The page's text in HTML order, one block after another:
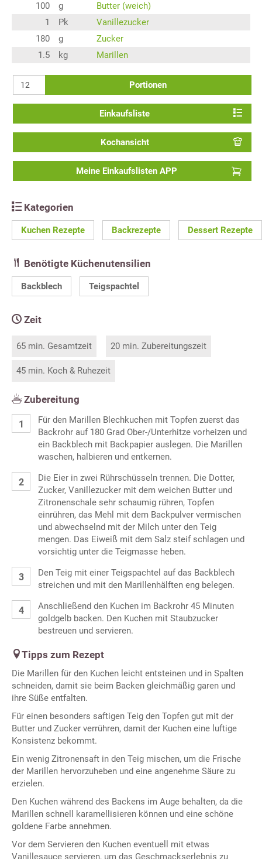
100
g
Butter (weich)
1
Pk
Vanillezucker
180
g
Zucker
1.5
kg Marillen
Portionen
Einkaufsliste
Kochansicht
Meine Einkaufslisten APP
Kategorien
Kuchen Rezepte Backrezepte Dessert Rezepte
Benötigte Küchenutensilien
Backblech Teigspachtel
Zeit
65 min. Gesamtzeit 20 min. Zubereitungszeit
45 min. Koch & Ruhezeit
Zubereitung
Für den Marillen Blechkuchen mit Topfen zuerst das
Backrohr auf 180 Grad Ober-/Unterhitze vorheizen und
ein Backblech mit Backpapier auslegen. Die Marillen
waschen, halbieren und entkernen.
Die Eier in zwei Rührschüsseln trennen. Die Dotter,
Zucker, Vanillezucker mit dem weichen Butter und
Zitronenschale sehr schaumig rühren, Topfen
einrühren, das Mehl mit dem Backpulver vermischen
und abwechselnd mit der Milch unter den Teig
mengen. Das Eiweiß mit dem Salz steif schlagen und
vorsichtig unter die Teigmasse heben.
Den Teig mit einer Teigspachtel auf das Backblech
streichen und mit den Marillenhälften eng belegen.
Anschließend den Kuchen im Backrohr 45 Minuten
goldgelb backen. Den Kuchen mit Staubzucker
bestreuen und servieren.
Tipps zum Rezept
Die Marillen für den Kuchen leicht entsteinen und in Spalten
schneiden, damit sie beim Backen gleichmäßig garen und
ihre Süße entfalten.
Für einen besonders saftigen Teig den Topfen gut mit der
Butter und Zucker verrühren, damit der Kuchen eine luftige
Konsistenz bekommt.
Ein wenig Zitronensaft in den Teig mischen, um die Frische
der Marillen hervorzuheben und eine angenehme Säure zu
erzielen.
Den Kuchen während des Backens im Auge behalten, da die
Marillen schnell karamellisieren können und eine schöne
goldene Farbe annehmen.
Vor dem Servieren den Kuchen eventuell mit etwas
Vanillesauce servieren, um das Geschmackserlebnis zu